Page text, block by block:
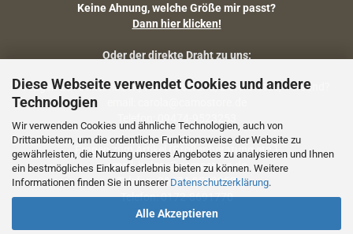
Diese Webseite verwendet Cookies und andere
Technologien
Wir verwenden Cookies und ähnliche Technologien, auch von
Drittanbietern, um die ordentliche Funktionsweise der Website zu
gewährleisten, die Nutzung unseres Angebotes zu analysieren und Ihnen
ein bestmögliches Einkaufserlebnis bieten zu können. Weitere
Informationen finden Sie in unserer Datenschutzerklärung.
Alle Akzeptieren
Keine Ahnung, welche Größe mir passt?
Dann hier klicken!
Oder der direkte Draht zu uns:
Fragen zu Artikelmaßen, Warenbestand, Lieferstatus, Versand?
Telefon: 09474-9523253
Fragen zum Artikel (Größenberatung etc.)
email: holger@camostore.de
Telefon: 09474-9523253
Telefon: 0172-8691770